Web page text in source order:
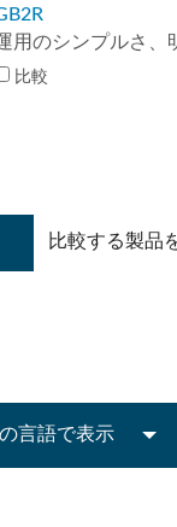
用のシンプルさ、
比較
比較する製品
言語で表示